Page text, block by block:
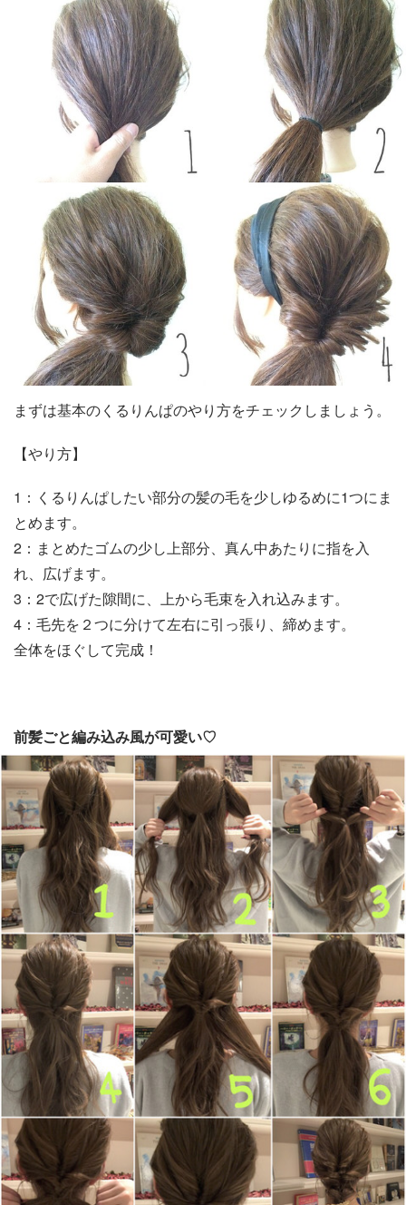
まずは基本のくるりんぱのやり方をチェックしましょう。
【やり方】
1：くるりんぱしたい部分の髪の毛を少しゆるめに1つにま
とめます。
2：まとめたゴムの少し上部分、真ん中あたりに指を入
れ、広げます。
3：2で広げた隙間に、上から毛束を入れ込みます。
4：毛先を２つに分けて左右に引っ張り、締めます。
全体をほぐして完成！
前髪ごと編み込み風が可愛い♡